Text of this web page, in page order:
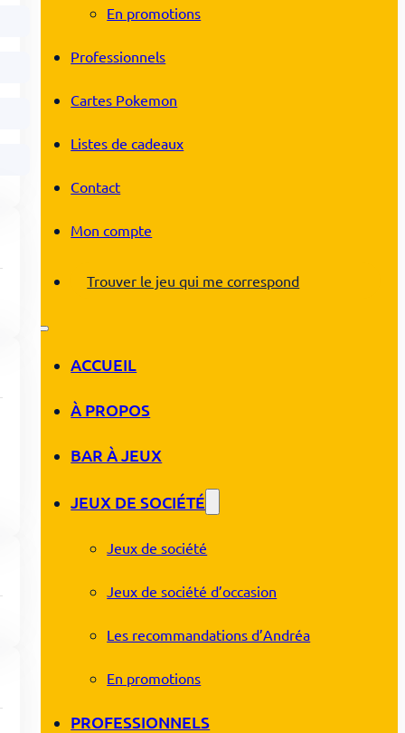
En promotions
Professionnels
Cartes Pokemon
Listes de cadeaux
Contact
Mon compte
Trouver le jeu qui me correspond
ACCUEIL
À PROPOS
BAR À JEUX
JEUX DE SOCIÉTÉ
Jeux de société
Jeux de société d’occasion
Les recommandations d’Andréa
En promotions
PROFESSIONNELS